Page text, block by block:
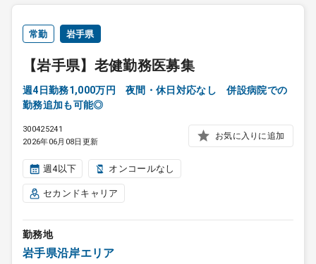
採用をお考えの医療機関の方
常勤 岩手県
【岩手県】老健勤務医募集
週4日勤務1,000万円 夜間・休日対応なし 併設病院での
勤務追加も可能◎
300425241
2026年06月08日更新
お気に入りに追加
週4以下 オンコールなし
セカンドキャリア
勤務地
岩手県沿岸エリア